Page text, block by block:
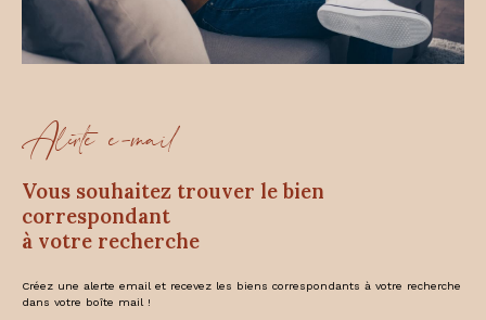
Alerte e-mail
vous souhaitez trouver le bien
correspondant
à votre recherche
Créez une alerte email et recevez les biens correspondants à votre recherche
dans votre boîte mail !